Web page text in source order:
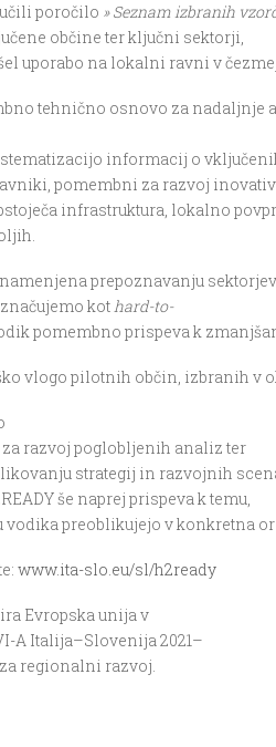
poročilo » Seznam izbranih
občine ter ključni sektorji,
uporabo na lokalni ravni v
tehnično osnovo za nadaljnje
informacij o
pomembni za razvoj
infrastruktura, lokalno
prepoznavanju
kothard-to-
pomembno prispeva k
vlogo pilotnih občin, izbranih
razvoj poglobljenih analiz ter
strategij in razvojnih
še naprej prispeva k temu,
vodika preoblikujejo v konkretna
www.ita-slo.eu/sl/h2ready
Evropska unijav
A Italija–Slovenija 2021–
regionalni razvoj.